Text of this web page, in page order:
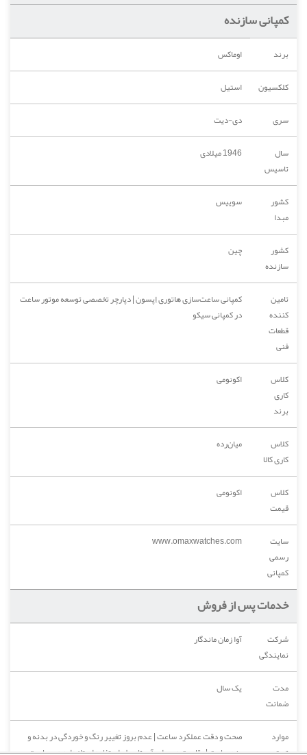
کمپانی سازنده
برند
اوماکس
کلکسیون
استیل
سری
دی-دیت
سال
تاسیس
1946 میلادی
کشور
مبدا
سوییس
کشور
سازنده
چین
تامین
کننده
قطعات
فنی
کمپانی ساعت‌سازی هاتوری اِپسون | دپارچر تخصصی توسعه موتور ساعت
در کمپانی سیکو
کلاس
کاری
برند
اکونومی
کلاس
کاری کالا
میان‌رده
کلاس
قیمت
اکونومی
سایت
رسمی
کمپانی
www.omaxwatches.com
خدمات پس از فروش
شرکت
نمایندگی
آوا زمان ماندگار
مدت
ضمانت
یک سال
موارد
صحت و دقت عملکرد ساعت | عدم بروز تغییر رنگ و خوردگی در بدنه و